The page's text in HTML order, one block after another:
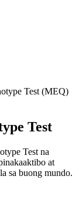
Test (MEQ)
Test
Test na
at
sa buong mundo.